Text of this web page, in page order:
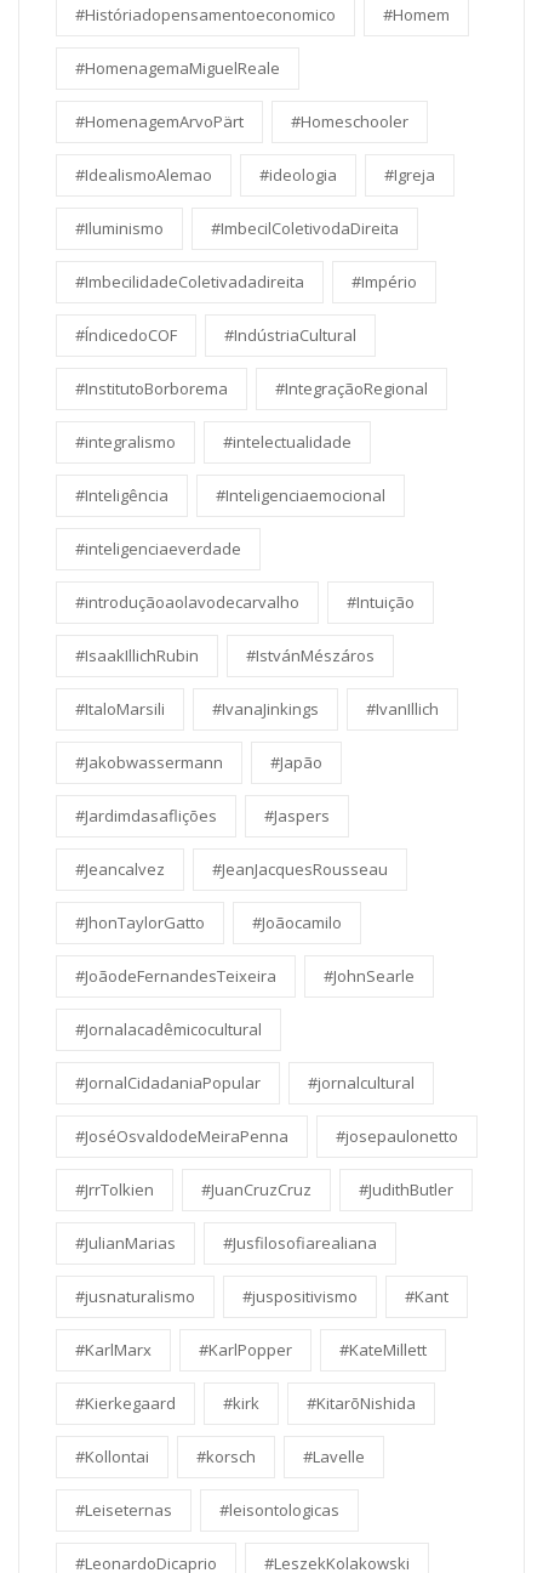
#Históriadopensamentoeconomico #Homem
#HomenagemaMiguelReale
#HomenagemArvoPärt #Homeschooler
#IdealismoAlemao #ideologia #Igreja
#Iluminismo #ImbecilColetivodaDireita
#ImbecilidadeColetivadadireita #Império
#ÍndicedoCOF #IndústriaCultural
#InstitutoBorborema #IntegraçãoRegional
#integralismo #intelectualidade
#Inteligência #Inteligenciaemocional
#inteligenciaeverdade
#introduçãoaolavodecarvalho #Intuição
#IsaakIllichRubin #IstvánMészáros
#ItaloMarsili #IvanaJinkings #IvanIllich
#Jakobwassermann #Japão
#Jardimdasaflições #Jaspers
#Jeancalvez #JeanJacquesRousseau
#JhonTaylorGatto #Joãocamilo
#JoãodeFernandesTeixeira #JohnSearle
#Jornalacadêmicocultural
#JornalCidadaniaPopular #jornalcultural
#JoséOsvaldodeMeiraPenna #josepaulonetto
#JrrTolkien #JuanCruzCruz #JudithButler
#JulianMarias #Jusfilosofiarealiana
#jusnaturalismo #juspositivismo #Kant
#KarlMarx #KarlPopper #KateMillett
#Kierkegaard #kirk #KitarōNishida
#Kollontai #korsch #Lavelle
#Leiseternas #leisontologicas
#LeonardoDicaprio #LeszekKolakowski